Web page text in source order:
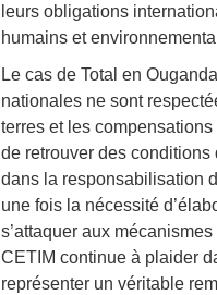
leurs obligations
humains et
Le cas de Total en
nationales ne sont
terres et les
de retrouver des conditions
dans la responsabilisation
une fois la nécessité
s’attaquer aux
CETIM continue à plaider
représenter un véritable